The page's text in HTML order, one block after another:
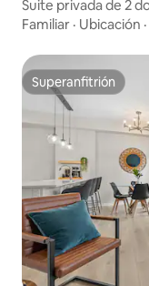
Suite privada de 2
y a la montaña
Familiar · Ubicación ·
Superanfitrión
Superanfitrión